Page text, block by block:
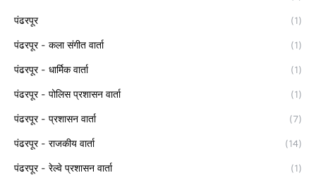
पंढरपूर (1)
पंढरपूर - कला संगीत वार्ता (1)
पंढरपूर - धार्मिक वार्ता (1)
पंढरपूर - पोलिस प्रशासन वार्ता (1)
पंढरपूर - प्रशासन वार्ता (7)
पंढरपूर - राजकीय वार्ता (14)
पंढरपूर - रेल्वे प्रशासन वार्ता (1)